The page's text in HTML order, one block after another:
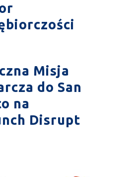
Misja
do San
na
Disrupt